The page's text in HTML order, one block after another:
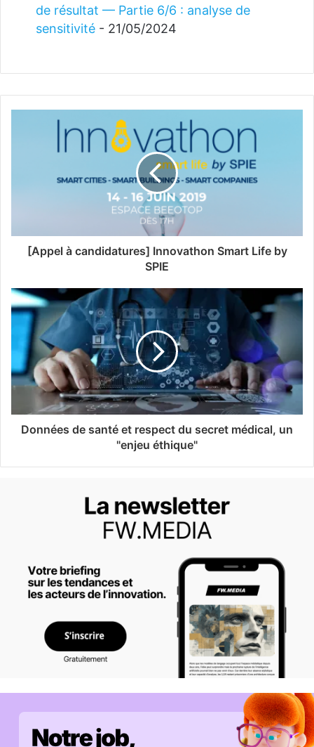
de résultat — Partie 6/6 : analyse de
sensitivité - 21/05/2024
[Appel à candidatures] Innovathon Smart Life by
SPIE
Données de santé et respect du secret médical, un
"enjeu éthique"